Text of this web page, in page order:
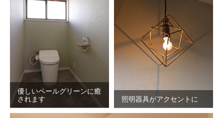
優しいペールグリーンに癒
されます
照明器具がアクセントに